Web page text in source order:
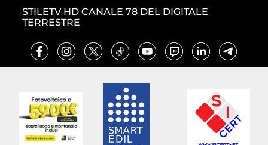
STILETV HD CANALE 78 DEL DIGITALE
TERRESTRE